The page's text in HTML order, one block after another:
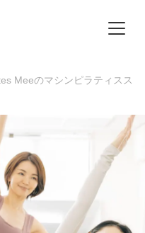
Meeのマシンピラティスス